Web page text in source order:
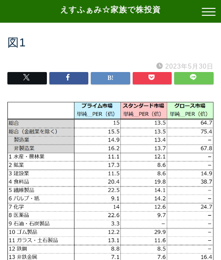
えすふぁみ☆家族で株投資
図1
2023年5月30日